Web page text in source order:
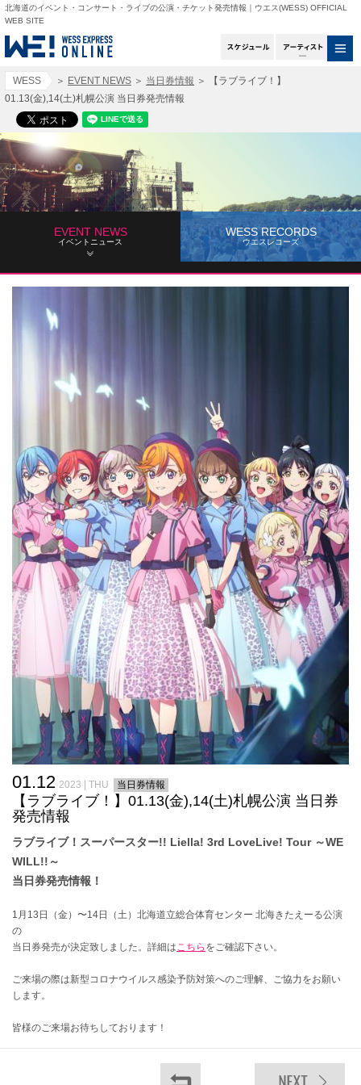
北海道のイベント・コンサート・ライブの公演・チケット発売情報｜ウエス(WESS) OFFICIAL
WEB SITE
スケジュールアー
WESS ＞ EVENT NEWS ＞ 当日券情報 ＞
【ラブライブ！】
01.13(金),14(土)札幌公演 当日券発売情報
EVENT NEWS
イベントニュース
WESS RECORDS
ウエスレコーズ
01.12 2023 | THU 当日券情報
【ラブライブ！】01.13(金),14(土)札幌公演 当日券
発売情報
ラブライブ！スーパースター!! Liella! 3rd LoveLive! Tour ～WE
WILL!!～
当日券発売情報！
1月13日（金）〜14日（土）北海道立総合体育センター 北海きたえーる公演
の
当日券発売が決定致しました。詳細はこちら をご確認下さい。
ご来場の際は新型コロナウイルス感染予防対策へのご理解、ご協力をお願い
します。
皆様のご来場お待ちしております！